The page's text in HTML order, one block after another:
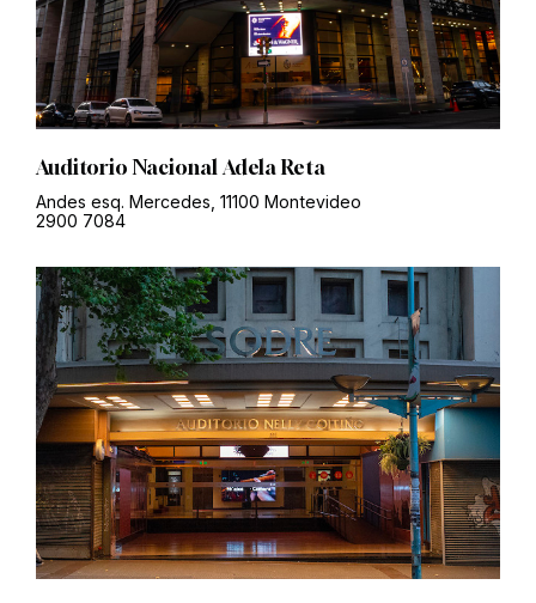
Auditorio Nacional Adela Reta
Andes esq. Mercedes, 11100 Montevideo
2900 7084